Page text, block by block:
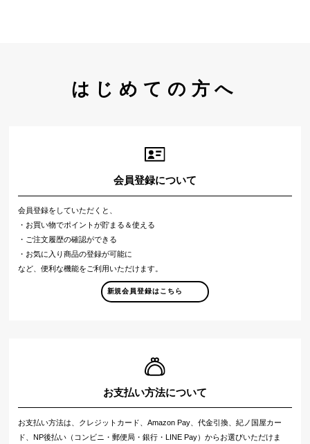
はじめての方へ
会員登録について
会員登録をしていただくと、
・お買い物でポイントが貯まる＆使える
・ご注文履歴の確認ができる
・お気に入り商品の登録が可能に
など、便利な機能をご利用いただけます。
新規会員登録はこちら
お支払い方法について
お支払い方法は、クレジットカード、Amazon Pay、代金引換、紀ノ国屋カー
ド、NP後払い（コンビニ・郵便局・銀行・LINE Pay）からお選びいただけま